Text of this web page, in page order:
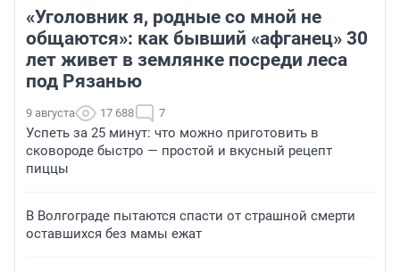
«Уголовник я, родные со мной не
общаются»: как бывший «афганец» 30
лет живет в землянке посреди леса
под Рязанью
9 августа 17 688 7
Успеть за 25 минут: что можно приготовить в
сковороде быстро — простой и вкусный рецепт
пиццы
В Волгограде пытаются спасти от страшной смерти
оставшихся без мамы ежат